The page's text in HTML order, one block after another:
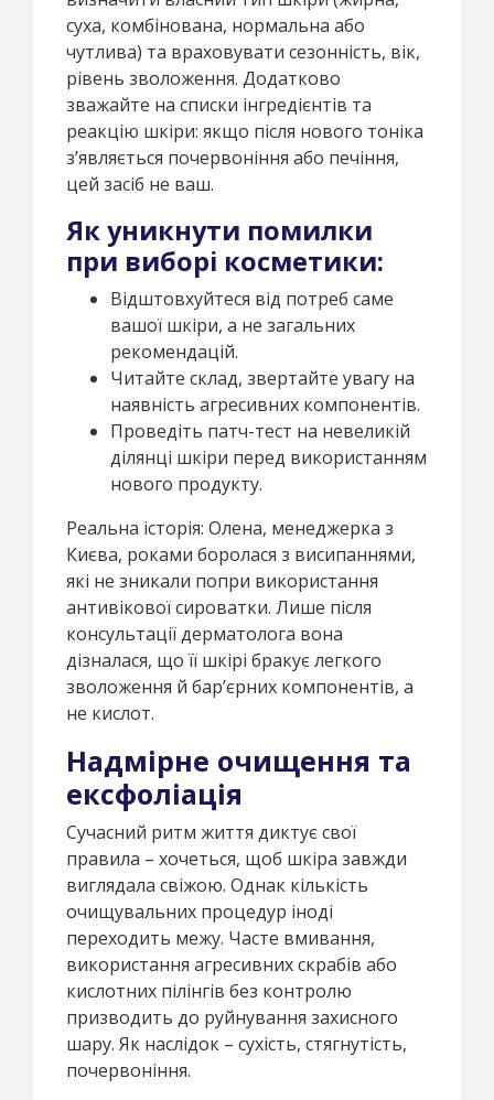
суха, комбінована, нормальна або
чутлива) та враховувати сезонність, вік,
рівень зволоження. Додатково
зважайте на списки інгредієнтів та
реакцію шкіри: якщо після нового тоніка
з’являється почервоніння або печіння,
цей засіб не ваш.
Як уникнути помилки
при виборі косметики:
Відштовхуйтеся від потреб саме
вашої шкіри, а не загальних
рекомендацій.
Читайте склад, звертайте увагу на
наявність агресивних компонентів.
Проведіть патч-тест на невеликій
ділянці шкіри перед використанням
нового продукту.
Реальна історія: Олена, менеджерка з
Києва, роками боролася з висипаннями,
які не зникали попри використання
антивікової сироватки. Лише після
консультації дерматолога вона
дізналася, що її шкірі бракує легкого
зволоження й бар’єрних компонентів, а
не кислот.
Надмірне очищення та
ексфоліація
Сучасний ритм життя диктує свої
правила – хочеться, щоб шкіра завжди
виглядала свіжою. Однак кількість
очищувальних процедур іноді
переходить межу. Часте вмивання,
використання агресивних скрабів або
кислотних пілінгів без контролю
призводить до руйнування захисного
шару. Як наслідок – сухість, стягнутість,
почервоніння.